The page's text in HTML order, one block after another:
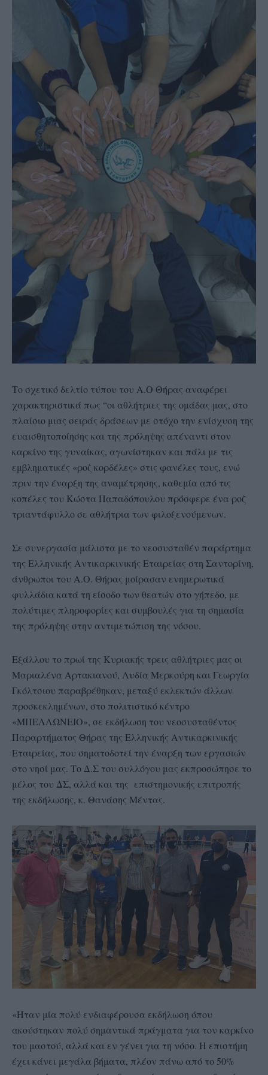
Το σχετικό δελτίο τύπου του Α.Ο Θήρας αναφέρει
χαρακτηριστικά πως “οι αθλήτριες της ομάδας μας, στο
πλαίσιο μιας σειράς δράσεων με στόχο την ενίσχυση της
ευαισθητοποίησης και της πρόληψης απέναντι στον
καρκίνο της γυναίκας, αγωνίστηκαν και πάλι με τις
εμβληματικές «ροζ κορδέλες» στις φανέλες τους, ενώ
πριν την έναρξη της αναμέτρησης, καθεμία από τις
κοπέλες του Κώστα Παπαδόπουλου πρόσφερε ένα ροζ
τριαντάφυλλο σε αθλήτρια των φιλοξενούμενων.
Σε συνεργασία μάλιστα με το νεοσυσταθέν παράρτημα
της Ελληνικής Αντικαρκινικής Εταιρείας στη Σαντορίνη,
άνθρωποι του Α.Ο. Θήρας μοίρασαν ενημερωτικά
φυλλάδια κατά τη είσοδο των θεατών στο γήπεδο, με
πολύτιμες πληροφορίες και συμβουλές για τη σημασία
της πρόληψης στην αντιμετώπιση της νόσου.
Εξάλλου το πρωί της Κυριακής τρεις αθλήτριες μας οι
Μαριαλένα Αρτακιανού, Λυδία Μερκούρη και Γεωργία
Γκόλτσιου παραβρέθηκαν, μεταξύ εκλεκτών άλλων
προσκεκλημένων, στο πολιτιστικό κέντρο
«ΜΠΕΛΛΩΝΕΙΟ», σε εκδήλωση του νεοσυσταθέντος
Παραρτήματος Θήρας της Ελληνικής Αντικαρκινικής
Εταιρείας, που σηματοδοτεί την έναρξη των εργασιών
στο νησί μας. Το Δ.Σ του συλλόγου μας εκπροσώπησε το
μέλος του ΔΣ, αλλά και της επιστημονικής επιτροπής
της εκδήλωσης, κ. Θανάσης Μέντας.
«Ήταν μία πολύ ενδιαφέρουσα εκδήλωση όπου
ακούστηκαν πολύ σημαντικά πράγματα για τον καρκίνο
του μαστού, αλλά και εν γένει για τη νόσο. Η επιστήμη
έχει κάνει μεγάλα βήματα, πλέον πάνω από το 50%